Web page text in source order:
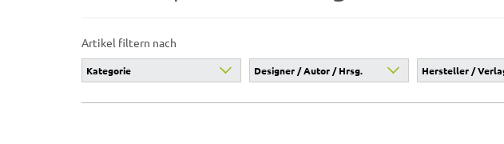
Artikel filtern nach
Kategorie Designer / Autor / Hrsg. Hersteller /